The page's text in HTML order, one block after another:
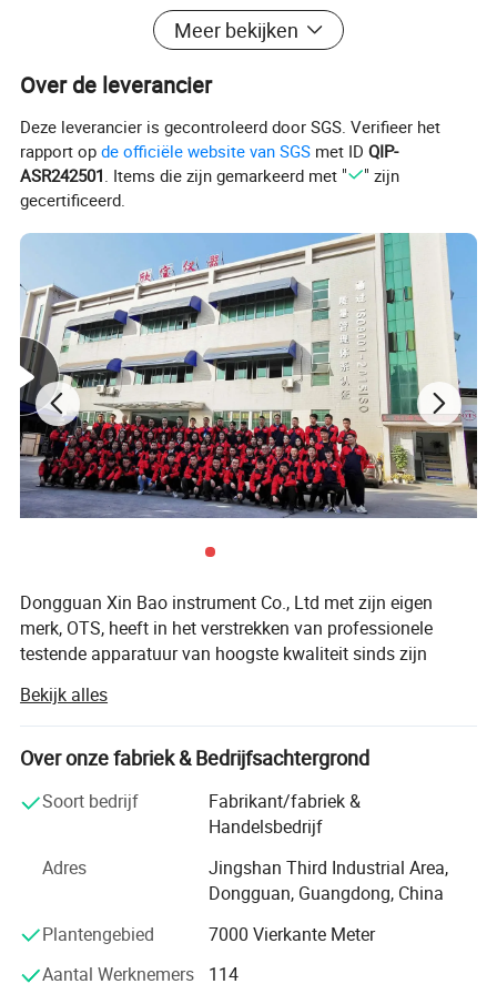
Temp Humidity Chamber is testmateriaal warmte, koude, droge
elektrische apparaten, communicatie, instrumentatie, voertuigen,
plastic producten, metaal, voedsel, chemische producten,
bouwmaterialen, medisch, lucht- en ruimtevaart en andere
producten.
Meer bekijken
Over de leverancier
Deze leverancier is gecontroleerd door SGS. Verifieer het
rapport opde officiële website van SGS met IDQIP-
ASR242501. Items die zijn gemarkeerd met "
" zijn
gecertificeerd.
Dongguan Xin Bao instrument Co., Ltd met zijn eigen
merk, OTS, heeft in het verstrekken van professionele
testende apparatuur van hoogste kwaliteit sinds zijn
geavanceerde technologie in het produceren van
temperatuur en vochtigheidskamers, klimaattestkamers,
milieukamers, thermische schoktestkamers, Regen- en
aangepaste testkamers, trekmachine, testmachine voor
trillingen, testapparatuur voor papieren verpakkingen,
apparatuur voor het testen van bagage, apparatuur voor
het testen van meubilair, Testapparatuur voor leder en
schoenen, testapparatuur voor mobiele telefoons en pc's,
apparatuur voor het testen van batterijen, Kunststof en
voldoen aan internationale normen: ISO, ASTM, DIN, en,
Bekijk alles
Over onze fabriek & Bedrijfsachtergrond
Soort bedrijf
Fabrikant/fabriek &
Handelsbedrijf
Adres
Jingshan Third Industrial Area,
Dongguan, Guangdong, China
Plantengebied
7000 Vierkante Meter
Aantal Werknemers
114